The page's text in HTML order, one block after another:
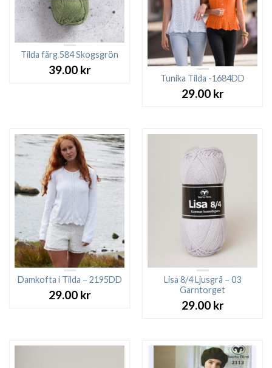
Tilda färg 584 Skogsgrön
39.00 kr
Tunika Tilda -1684DD
29.00 kr
Damkofta i Tilda – 2195DD
29.00 kr
Lisa 8/4 Ljusgrå – 03
Garntorget
29.00 kr